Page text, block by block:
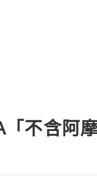
不含阿